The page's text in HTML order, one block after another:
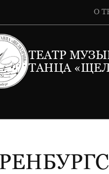
О
ТЕАТР
ТАНЦА